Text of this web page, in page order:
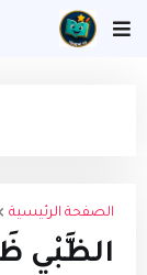
الصفحة الرئيسية
الظَّبْيِ